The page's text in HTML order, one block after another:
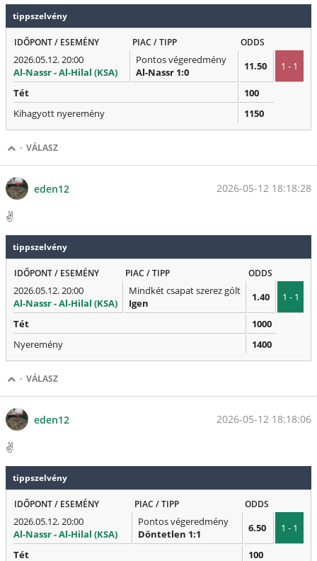
tippszelvény
IDŐPONT / ESEMÉNY PIAC / TIPP ODDS
2026.05.12. 20:00
Al-Nassr - Al-Hilal (KSA)
Pontos végeredmény
Al-Nassr 1:0
11.50 1 - 1
Tét
100
Kihagyott nyeremény
1150
· VÁLASZ
eden12 2026-05-12 18:18:28
✌️
tippszelvény
IDŐPONT / ESEMÉNY PIAC / TIPP ODDS
2026.05.12. 20:00
Al-Nassr - Al-Hilal (KSA)
Mindkét csapat szerez gólt
Igen
1.40 1 - 1
Tét
1000
Nyeremény
1400
· VÁLASZ
eden12 2026-05-12 18:18:06
✌️
tippszelvény
IDŐPONT / ESEMÉNY PIAC / TIPP ODDS
2026.05.12. 20:00
Al-Nassr - Al-Hilal (KSA)
Pontos végeredmény
Döntetlen 1:1
6.50 1 - 1
Tét
100